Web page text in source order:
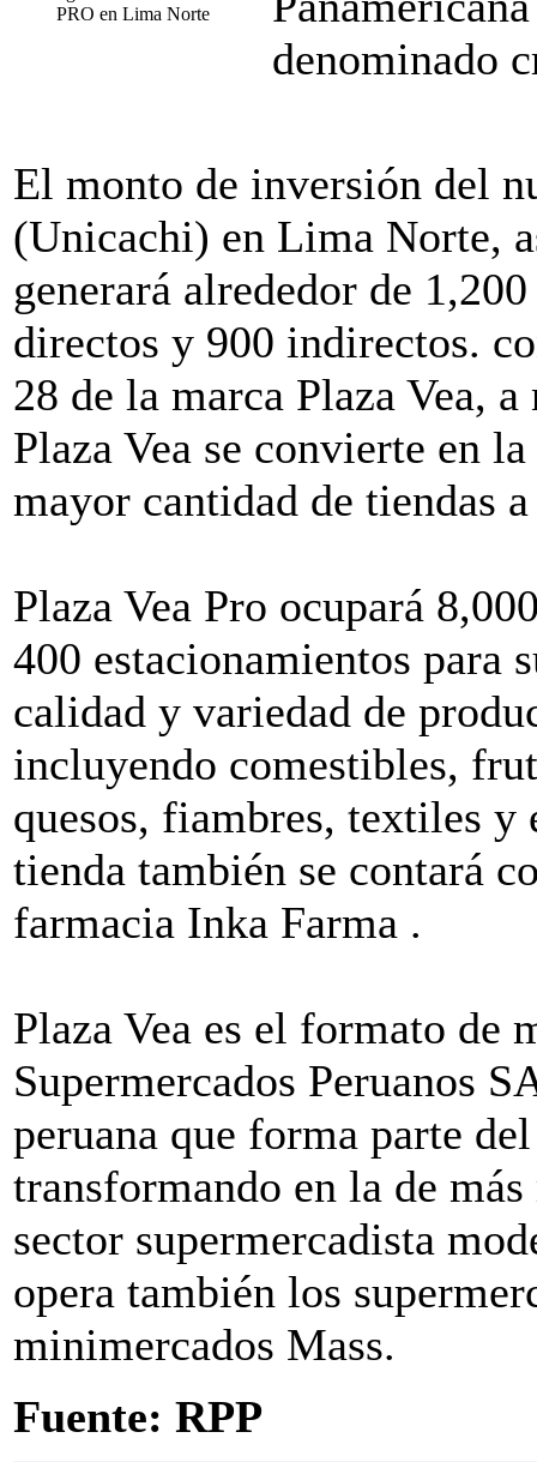
PRO en Lima Norte
denominado
El monto de inversión del
(Unicachi) en Lima Norte,
generará alrededor de
directos y 900 indirectos.
28 de la marca Plaza Vea,
Plaza Vea se convierte en
mayor cantidad de tiendas
Plaza Vea Pro ocupará
400 estacionamientos para
calidad y variedad de
incluyendo comestibles,
quesos, fiambres, textiles y
tienda también se contará
farmacia Inka Farma .
Plaza Vea es el formato de
Supermercados Peruanos
peruana que forma parte
transformando en la de
sector supermercadista
opera también los
minimercados Mass.
Fuente: RPP